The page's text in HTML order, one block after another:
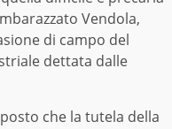
Vendola,
di campo del
dettata dalle
che la tutela della